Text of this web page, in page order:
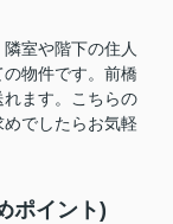
室や階下の住人
物件です。前橋
ます。こちらの
でしたらお気軽
ポイント)